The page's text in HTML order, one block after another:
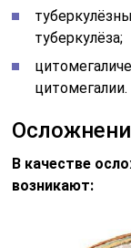
туберкулёза;
цитомегалии.
В качестве
возникают: